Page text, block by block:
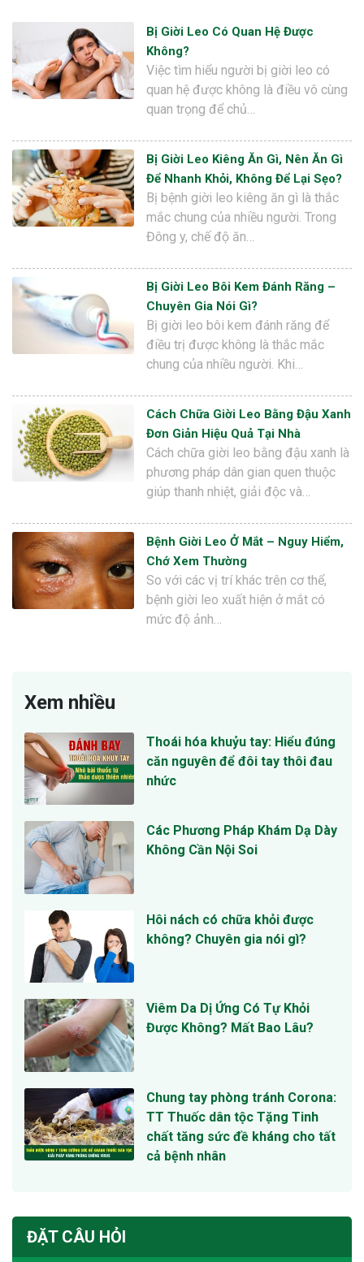
Bị Giời Leo Có Quan Hệ Được
Không?
Việc tìm hiểu người bị giời leo có
quan hệ được không là điều vô cùng
quan trọng để chủ…
Bị Giời Leo Kiêng Ăn Gì, Nên Ăn Gì
Để Nhanh Khỏi, Không Để Lại Sẹo?
Bị bệnh giời leo kiêng ăn gì là thắc
mắc chung của nhiều người. Trong
Đông y, chế độ ăn…
Bị Giời Leo Bôi Kem Đánh Răng –
Chuyên Gia Nói Gì?
Bị giời leo bôi kem đánh răng để
điều trị được không là thắc mắc
chung của nhiều người. Khi…
Cách Chữa Giời Leo Bằng Đậu Xanh
Đơn Giản Hiệu Quả Tại Nhà
Cách chữa giời leo bằng đậu xanh là
phương pháp dân gian quen thuộc
giúp thanh nhiệt, giải độc và…
Bệnh Giời Leo Ở Mắt – Nguy Hiểm,
Chớ Xem Thường
So với các vị trí khác trên cơ thể,
bệnh giời leo xuất hiện ở mắt có
mức độ ảnh…
Xem nhiều
Thoái hóa khuỷu tay: Hiểu đúng
căn nguyên để đôi tay thôi đau
nhức
Các Phương Pháp Khám Dạ Dày
Không Cần Nội Soi
Hôi nách có chữa khỏi được
không? Chuyên gia nói gì?
Viêm Da Dị Ứng Có Tự Khỏi
Được Không? Mất Bao Lâu?
Chung tay phòng tránh Corona:
TT Thuốc dân tộc Tặng Tinh
chất tăng sức đề kháng cho tất
cả bệnh nhân
ĐẶT CÂU HỎI